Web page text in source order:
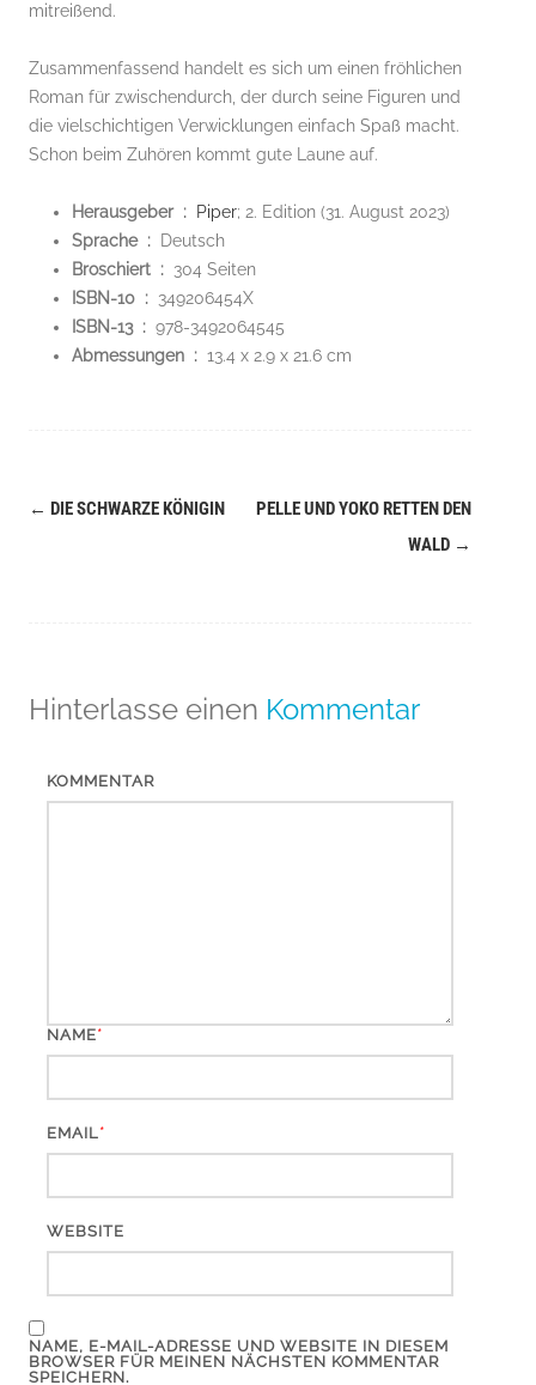
mitreißend.
Zusammenfassend handelt es sich um einen fröhlichen
Roman für zwischendurch, der durch seine Figuren und
die vielschichtigen Verwicklungen einfach Spaß macht.
Schon beim Zuhören kommt gute Laune auf.
Herausgeber ‏ : Piper; 2. Edition (31. August 2023)
Sprache ‏ : ‎
Deutsch
Broschiert ‏ : ‎ 304 Seiten
ISBN-10 ‏ : ‎ 349206454X
ISBN-13 ‏ : ‎ 978-3492064545
Abmessungen ‏ : ‎ 13.4 x 2.9 x 21.6 cm
← DIE SCHWARZE KÖNIGIN
PELLE UND YOKO RETTEN DEN
WALD →
Hinterlasse einen Kommentar
KOMMENTAR
NAME*
EMAIL*
WEBSITE
NAME, E-MAIL-ADRESSE UND WEBSITE IN DIESEM
BROWSER FÜR MEINEN NÄCHSTEN KOMMENTAR
SPEICHERN.